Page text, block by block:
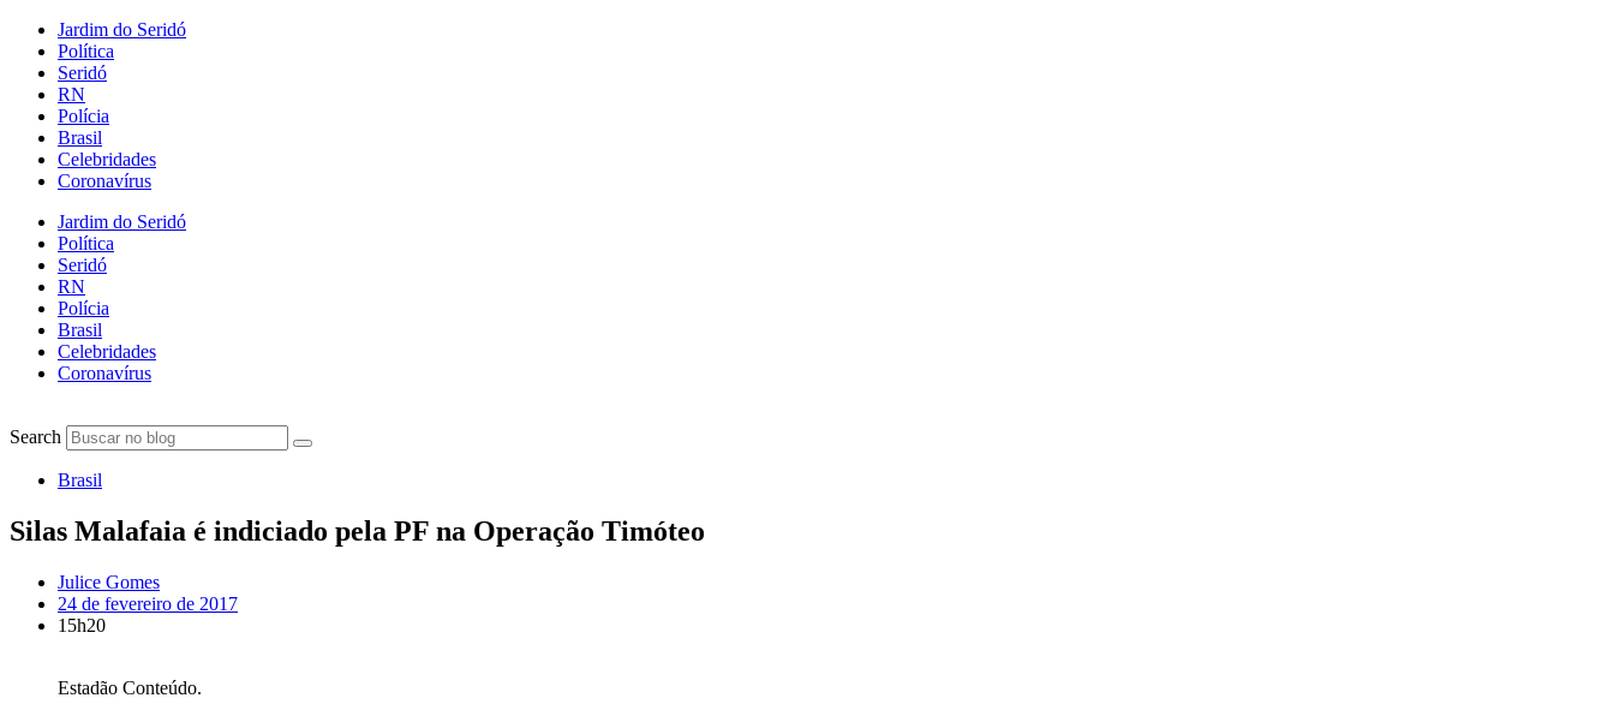
Jardim do Seridó
Política
Seridó
RN
Polícia
Brasil
Celebridades
Coronavírus
Jardim do Seridó
Política
Seridó
RN
Polícia
Brasil
Celebridades
Coronavírus
Search
Brasil
Silas Malafaia é indiciado pela PF na Operação Timóteo
Julice Gomes
24 de fevereiro de 2017
15h20
Estadão Conteúdo.